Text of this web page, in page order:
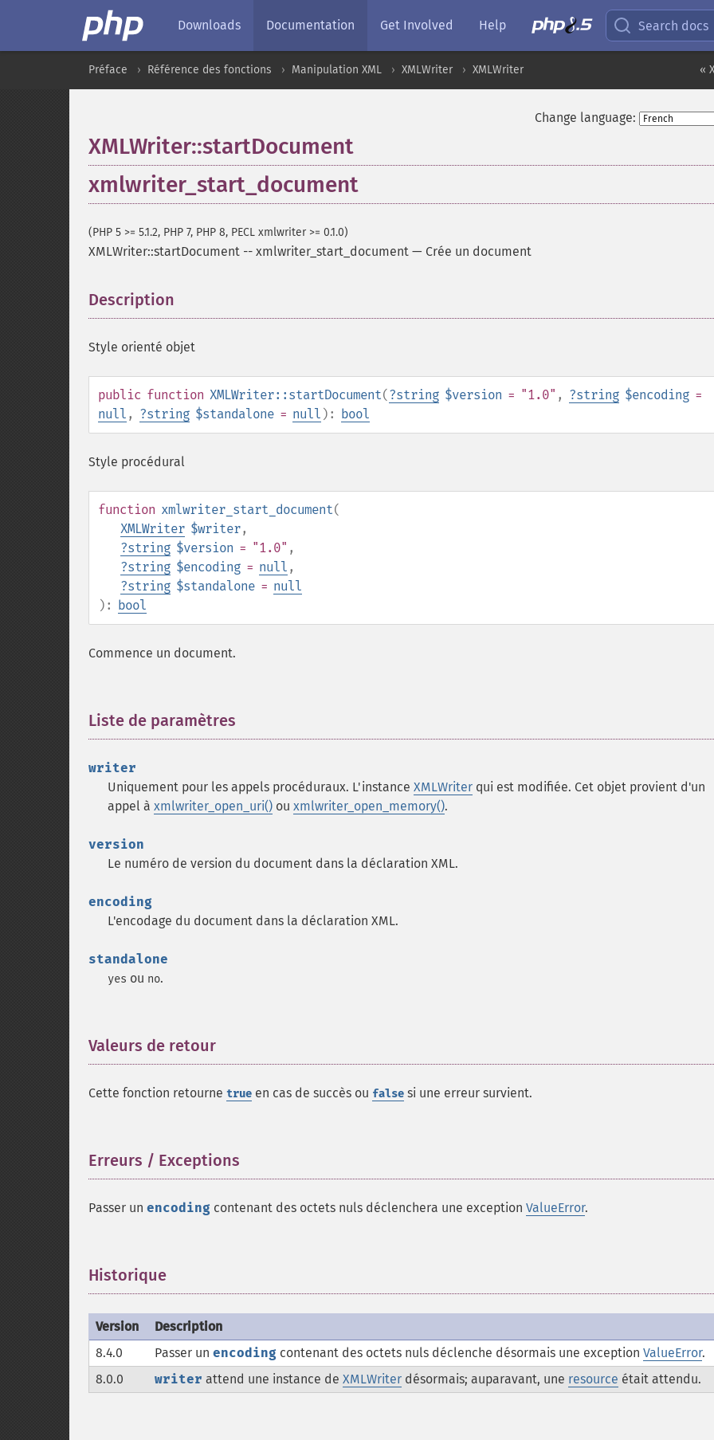
Downloads Documentation Get Involved Help Search docs
«
Préface Référence des fonctions Manipulation XML XMLWriter XMLWriter
Change language:
XMLWriter::startDocument
xmlwriter_start_document
(PHP 5 >= 5.1.2, PHP 7, PHP 8, PECL xmlwriter >= 0.1.0)
XMLWriter::startDocument -- xmlwriter_start_document — Crée un document
Description
Style orienté objet
public function XMLWriter::startDocument(?string $version = "1.0" , ?string $encoding =
null , ?string $standalone = null ): bool
Style procédural
function xmlwriter_start_document(
XMLWriter $writer,
?string $version = "1.0" ,
?string $encoding = null ,
?string $standalone = null
): bool
Commence un document.
Liste de paramètres
writer
Uniquement pour les appels procéduraux. L'instance XMLWriter qui est modifiée. Cet objet provient d'un
appel à xmlwriter_open_uri() ou xmlwriter_open_memory().
version
Le numéro de version du document dans la déclaration XML.
encoding
L'encodage du document dans la déclaration XML.
standalone
yes ou no.
Valeurs de retour
Cette fonction retourne true en cas de succès ou false si une erreur survient.
Erreurs / Exceptions
Passer un encoding contenant des octets nuls déclenchera une exception ValueError.
Historique
Version
Description
8.4.0
Passer un encoding contenant des octets nuls déclenche désormais une exception ValueError.
8.0.0
writer attend une instance de XMLWriter désormais; auparavant, une resource était attendu.